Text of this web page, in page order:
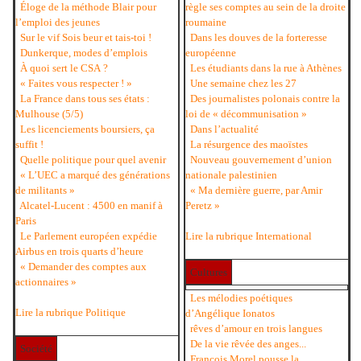
Éloge de la méthode Blair pour
l’emploi des jeunes
Sur le vif Sois beur et tais-toi !
Dunkerque, modes d’emplois
À quoi sert le CSA ?
« Faites vous respecter ! »
La France dans tous ses états :
Mulhouse (5/5)
Les licenciements boursiers, ça
suffit !
Quelle politique pour quel avenir
« L’UEC a marqué des générations
de militants »
Alcatel-Lucent : 4500 en manif à
Paris
Le Parlement européen expédie
Airbus en trois quarts d’heure
« Demander des comptes aux
actionnaires »
Lire la rubrique Politique
Société
règle ses comptes au sein de la droite
roumaine
Dans les douves de la forteresse
européenne
Les étudiants dans la rue à Athènes
Une semaine chez les 27
Des journalistes polonais contre la
loi de « décommunisation »
Dans l’actualité
La résurgence des maoïstes
Nouveau gouvernement d’union
nationale palestinien
« Ma dernière guerre, par Amir
Peretz »
Lire la rubrique International
Cultures
Les mélodies poétiques
d’Angélique Ionatos
rêves d’amour en trois langues
De la vie rêvée des anges...